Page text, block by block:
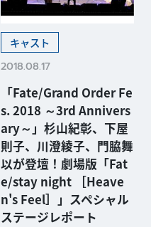
キャスト
2018.08.17
「Fate/Grand Order Fe
s. 2018 ～3rd Annivers
ary～」杉山紀彰、下屋
則子、川澄綾子、門脇舞
以が登壇！劇場版「Fat
e/stay night ［Heave
n's Feel］」スペシャル
ステージレポート